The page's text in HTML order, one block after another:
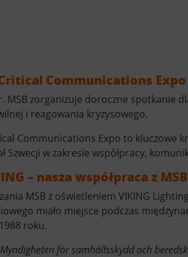
Communications Expo
MSB zorganizuje doroczne spotkanie
i reagowania kryzysowego.
Communications Expo to kluczowe
Szwecji w zakresie współpracy,
– nasza współpraca z MSB
MSB z oświetleniem VIKING
miało miejsce podczas
roku.
Myndigheten för samhällsskydd och